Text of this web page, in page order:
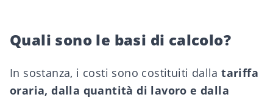
Quali sono le basi di calcolo?
In sostanza, i costi sono costituiti dallatariffa
oraria, dalla quantità di lavoro e dalla